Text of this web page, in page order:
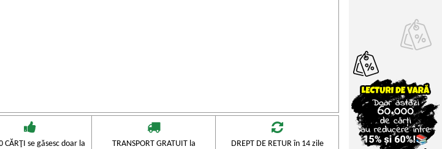
CĂRŢI se găsesc doar la
TRANSPORT GRATUIT la
DREPT DE RETUR în 14 zile